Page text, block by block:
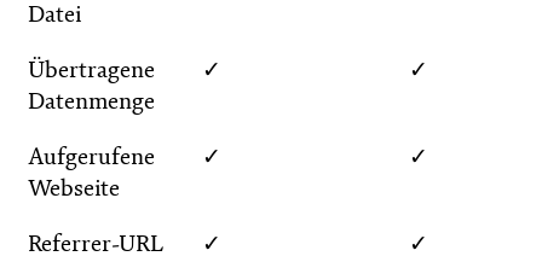
Datei
Übertragene
Datenmenge
✓ ✓
Aufgerufene
Webseite
✓ ✓
Referrer-URL
✓ ✓